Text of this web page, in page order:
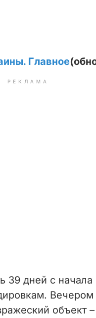
Главное
РЕКЛАМА
39 дней с
объект